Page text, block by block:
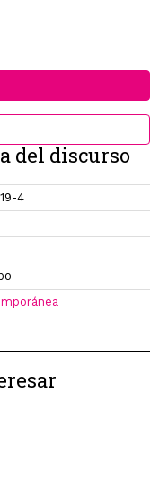
del discurso
4